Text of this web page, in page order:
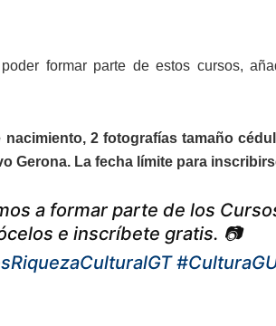
formar parte de estos cursos,
nacimiento, 2 fotografías tamaño
Gerona. La fecha límite para
a formar parte de los
e inscríbete gratis. 📷